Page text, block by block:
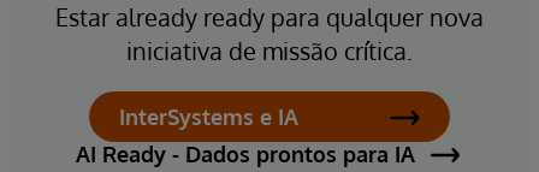
Estar already ready para qualquer nova
iniciativa de missão crítica.
InterSystems e IA
AI Ready - Dados prontos para IA